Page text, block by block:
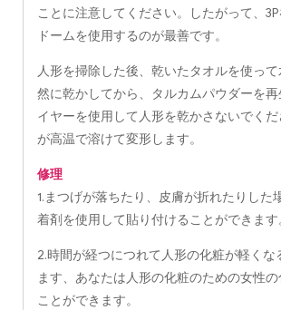
ことに注意してください。したがって、
ドームを使用するのが最善です。
人形を掃除した後、乾いたタオルを使っ
然に乾かしてから、タルカムパウダーを
イヤーを使用して人形を乾かさないでくだ
が高温で溶けて変形します。
修理
1.まつげが落ちたり、皮膚が折れたりした
着剤を使用して貼り付けることができます
2.時間が経つにつれて人形の化粧が軽くな
ます、あなたは人形の化粧のための女性
ことができます。